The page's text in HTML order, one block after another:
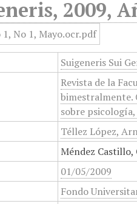
2009,
Suigeneris Sui
Revista de la
bimestralmente.
sobre
Téllez López,
Méndez
01/05/2009
Fondo